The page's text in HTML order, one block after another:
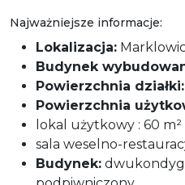
Najważniejsze informacje:
Lokalizacja:
Budynek
Powierzchnia działki:
Powierzchnia
lokal użytkowy : 60 m²
sala weselno-
Budynek: